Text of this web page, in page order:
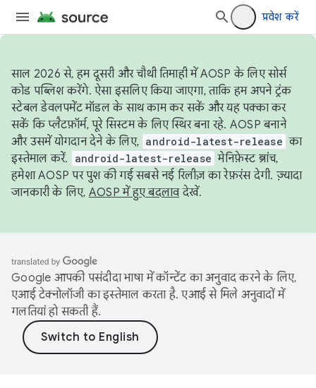
प्रवेश करें
साल 2026 से, हम दूसरी और चौथी तिमाही में AOSP के लिए सोर्स
कोड पब्लिश करेंगे. ऐसा इसलिए किया जाएगा, ताकि हम अपने ट्रंक
स्टेबल डेवलपमेंट मॉडल के साथ काम कर सकें और यह पक्का कर
सकें कि प्लैटफ़ॉर्म, पूरे सिस्टम के लिए स्थिर बना रहे. AOSP बनाने
और उसमें योगदान देने के लिए, android-latest-release का
इस्तेमाल करें.
android-latest-release मेनिफ़ेस्ट ब्रांच,
हमेशा AOSP पर पुश की गई सबसे नई रिलीज़ का रेफ़रंस देगी. ज़्यादा
जानकारी के लिए, AOSP में हुए बदलावदेखें.
Google आपकी पसंदीदा भाषा में कॉन्टेंट का अनुवाद करने के लिए,
एआई टेक्नोलॉजी का इस्तेमाल करता है. एआई से मिले अनुवादों में
गलतियां हो सकती हैं.